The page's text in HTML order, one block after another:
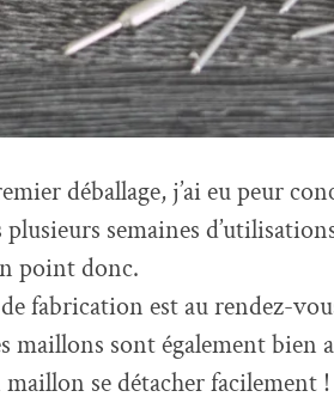
déballage, j’ai eu peur
plusieurs semaines
point donc.
fabrication est au rendez-
maillons sont également bien
se détacher facilement !